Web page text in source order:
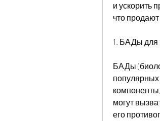
и ускорить
что
1. БАДы для
БАДы
популярных
могут
его